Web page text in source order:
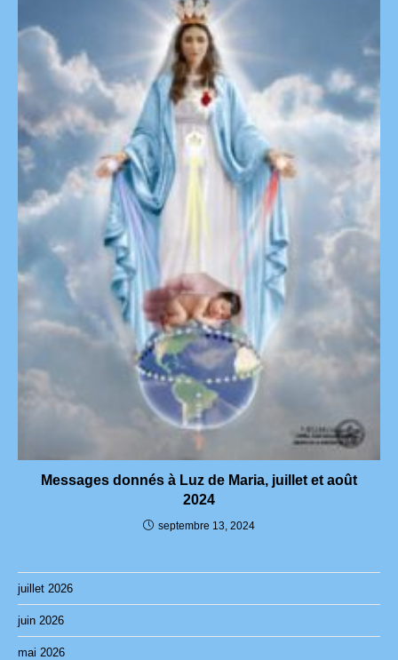
Messages donnés à Luz de Maria, juillet et août
2024
septembre 13, 2024
juillet 2026
juin 2026
mai 2026